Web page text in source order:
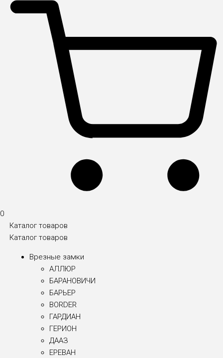
0
Каталог товаров
Каталог товаров
Врезные замки
АЛЛЮР
БАРАНОВИЧИ
БАРЬЕР
BORDER
ГАРДИАН
ГЕРИОН
ДААЗ
ЕРЕВАН